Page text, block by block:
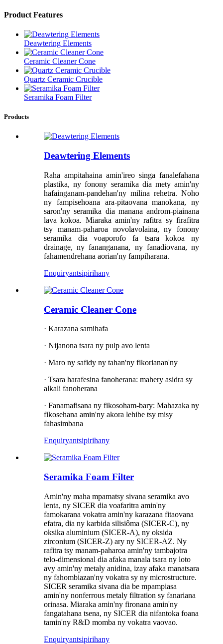
Product Features
Deawtering Elements
Ceramic Cleaner Cone
Quartz Ceramic Crucible
Seramika Foam Filter
Products
Deawtering Elements
Raha ampitahaina amin'ireo singa fanalefahana
plastika, ny fonony seramika dia mety amin'ny
hafainganam-pandehan'ny milina rehetra. Noho
ny fampisehoana ara-pitaovana manokana, ny
saron'ny seramika dia manana androm-piainana
lava kokoa. Miaraka amin'ny rafitra sy firafitra
tsy manam-paharoa novolavolaina, ny fonony
seramika dia voaporofo fa tsara kokoa ny
drainage, ny fananganana, ny fanadiovana, ny
fahamendrehana aorian'ny fampiharana.
Enquiryantsipirihany
Ceramic Cleaner Cone
· Karazana samihafa
· Nijanona tsara ny pulp avo lenta
· Maro ny safidy ny tahan'ny fikorianan'ny
· Tsara harafesina fanoherana: mahery asidra sy
alkali fanoherana
· Fanamafisana ny fikosoham-bary: Mahazaka ny
fikosehana amin'ny akora lehibe tsy misy
fahasimbana
Enquiryantsipirihany
Seramika Foam Filter
Amin'ny maha mpamatsy sivana seramika avo
lenta, ny SICER dia voafaritra amin'ny
famokarana vokatra amin'ny karazana fitaovana
efatra, dia ny karbida silisiôma (SICER-C), ny
oksika aluminium (SICER-A), ny oksida
zirconium (SICER-Z) ary ny SICER-AZ. Ny
rafitra tsy manam-paharoa amin'ny tambajotra
telo-dimensional dia afaka manala tsara ny loto
avy amin'ny metaly anidina, izay afaka manatsara
ny fahombiazan'ny vokatra sy ny microstructure.
SICER seramika sivana dia be mpampiasa
amin'ny nonferrous metaly filtration sy fanariana
orinasa. Miaraka amin'ny fironana amin'ny
fangatahana tsena, ny SICER dia nifantoka foana
tamin'ny R&D momba ny vokatra vaovao.
Enquiryantsipirihany